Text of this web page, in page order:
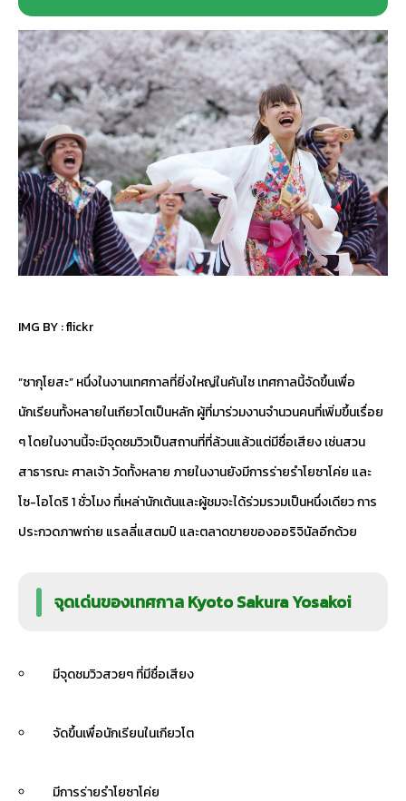
IMG BY :flickr
“ซากุโยสะ” หนึ่งในงานเทศกาลที่ยิ่งใหญ่ในคันไซ เทศกาลนี้จัดขึ้นเพื่อ
นักเรียนทั้งหลายในเกียวโตเป็นหลัก ผู้ที่มาร่วมงานจำนวนคนที่เพิ่มขึ้นเรื่อย
ๆ โดยในงานนี้จะมีจุดชมวิวเป็นสถานที่ที่ล้วนแล้วแต่มีชื่อเสียง เช่นสวน
สาธารณะ ศาลเจ้า วัดทั้งหลาย ภายในงานยังมีการร่ายรำโยซาโค่ย และ
โซ-โอโดริ 1 ชั่วโมง ที่เหล่านักเต้นและผู้ชมจะได้ร่วมรวมเป็นหนึ่งเดียว การ
ประกวดภาพถ่าย แรลลี่แสตมป์ และตลาดขายของออริจินัลอีกด้วย
จุดเด่นของเทศกาล Kyoto Sakura Yosakoi
มีจุดชมวิวสวยๆ ที่มีชื่อเสียง
จัดขึ้นเพื่อนักเรียนในเกียวโต
มีการร่ายรำโยซาโค่ย